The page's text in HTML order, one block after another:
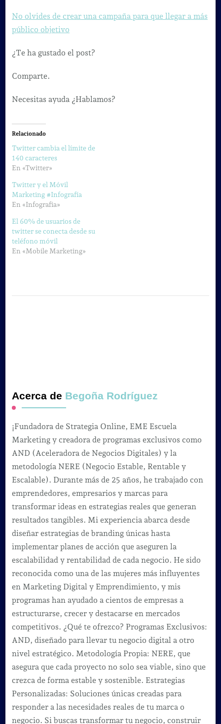
No olvides de crear una campaña para que llegar a más
público objetivo
¿Te ha gustado el post?
Comparte.
Necesitas ayuda ¿Hablamos?
Relacionado
Twitter cambia el límite de
140 caracteres
En «Twitter»
Twitter y el Móvil
Marketing #Infografía
En «Infografia»
El 60% de usuarios de
twitter se conecta desde su
teléfono móvil
En «Mobile Marketing»
Acerca de Begoña Rodríguez
¡Fundadora de Strategia Online, EME Escuela
Marketing y creadora de programas exclusivos como
AND (Aceleradora de Negocios Digitales) y la
metodología NERE (Negocio Estable, Rentable y
Escalable). Durante más de 25 años, he trabajado con
emprendedores, empresarios y marcas para
transformar ideas en estrategias reales que generan
resultados tangibles. Mi experiencia abarca desde
diseñar estrategias de branding únicas hasta
implementar planes de acción que aseguren la
escalabilidad y rentabilidad de cada negocio. He sido
reconocida como una de las mujeres más influyentes
en Marketing Digital y Emprendimiento, y mis
programas han ayudado a cientos de empresas a
estructurarse, crecer y destacarse en mercados
competitivos. ¿Qué te ofrezco? Programas Exclusivos:
AND, diseñado para llevar tu negocio digital a otro
nivel estratégico. Metodología Propia: NERE, que
asegura que cada proyecto no solo sea viable, sino que
crezca de forma estable y sostenible. Estrategias
Personalizadas: Soluciones únicas creadas para
responder a las necesidades reales de tu marca o
negocio. Si buscas transformar tu negocio, construir